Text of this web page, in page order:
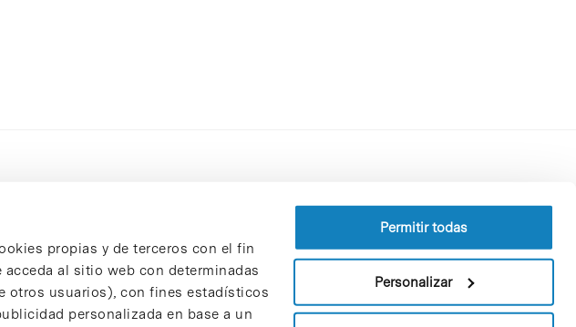
propias y de terceros con el fin
al sitio web con determinadas
otros usuarios), con fines estadísticos
personalizada en base a un
Permitir todas
Personalizar
Perfil del contratante
Política de privacidad
Aviso Legal
Patrones y patrocinadores
Bolsa de trabajo